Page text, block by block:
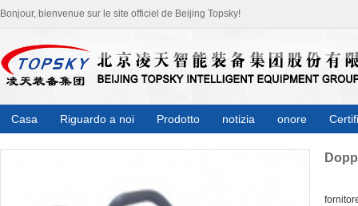
Bonjour, bienvenue sur le site officiel de Beijing Topsky!
Casa Riguardo a noi Prodotto notizia onore